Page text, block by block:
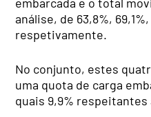
análise, de 63,8%,
respetivamente.
No conjunto, estes
uma quota de carga
quais 9,9% respeitantes